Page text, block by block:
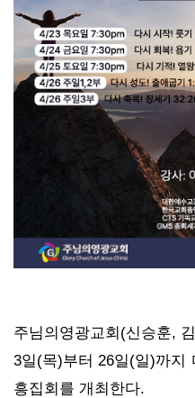
주님의영광교회(신승훈,
3일(목)부터 26일(일)까지
흥집회를 개최한다.